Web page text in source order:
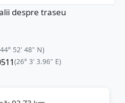
despre traseu
52' 48" N)
(26° 3' 3.96" E)